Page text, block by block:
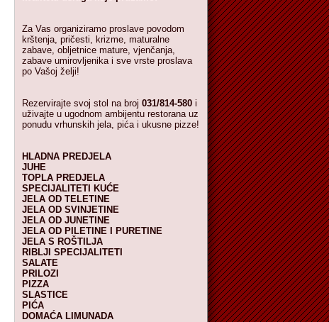
Za Vas organiziramo proslave povodom
krštenja, pričesti, krizme, maturalne
zabave, obljetnice mature, vjenčanja,
zabave umirovljenika i sve vrste proslava
po Vašoj želji!
Rezervirajte svoj stol na broj 031/814-580 i
uživajte u ugodnom ambijentu restorana uz
ponudu vrhunskih jela, pića i ukusne pizze!
HLADNA PREDJELA
JUHE
TOPLA PREDJELA
SPECIJALITETI KUĆE
JELA OD TELETINE
JELA OD SVINJETINE
JELA OD JUNETINE
JELA OD PILETINE I PURETINE
JELA S ROŠTILJA
RIBLJI SPECIJALITETI
SALATE
PRILOZI
PIZZA
SLASTICE
PIĆA
DOMAĆA LIMUNADA